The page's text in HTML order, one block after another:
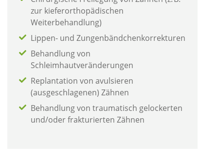
zur kieferorthopädischen
Weiterbehandlung)
Lippen- und Zungenbändchenkorrekturen
Behandlung von
Schleimhautveränderungen
Replantation von avulsieren
(ausgeschlagenen) Zähnen
Behandlung von traumatisch gelockerten
und/oder frakturierten Zähnen